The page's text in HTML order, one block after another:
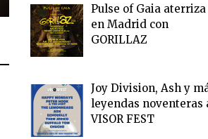
Pulse of Gaia aterriza
en Madrid con
GORILLAZ
Joy Division, Ash y
leyendas noventeras
VISOR FEST